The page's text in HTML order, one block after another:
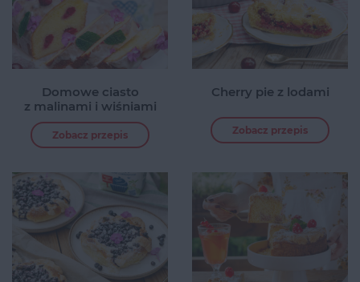
Domowe ciasto
z malinami i wiśniami
Zobacz przepis
Cherry pie z lodami
Zobacz przepis